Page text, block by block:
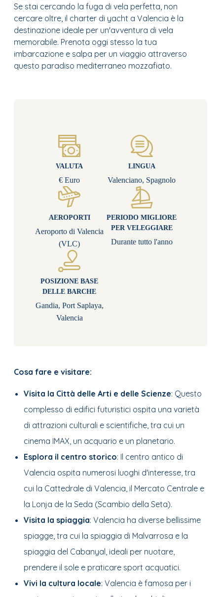
Se stai cercando la fuga di vela perfetta, non
cercare oltre, il charter di yacht a Valencia è la
destinazione ideale per un'avventura di vela
memorabile. Prenota oggi stesso la tua
imbarcazione e salpa per un viaggio attraverso
questo paradiso mediterraneo mozzafiato.
VALUTA
€ Euro
LINGUA
Valenciano, Spagnolo
AEROPORTI
Aeroporto di Valencia
(VLC)
PERIODO MIGLIORE
PER VELEGGIARE
Durante tutto l'anno
POSIZIONE BASE
DELLE BARCHE
Gandia, Port Saplaya,
Valencia
Cosa fare e visitare:
Visita la Città delle Arti e delle Scienze: Questo
complesso di edifici futuristici ospita una varietà
di attrazioni culturali e scientifiche, tra cui un
cinema IMAX, un acquario e un planetario.
Esplora il centro storico: Il centro antico di
Valencia ospita numerosi luoghi d'interesse, tra
cui la Cattedrale di Valencia, il Mercato Centrale e
la Lonja de la Seda (Scambio della Seta).
Visita la spiaggia: Valencia ha diverse bellissime
spiagge, tra cui la spiaggia di Malvarrosa e la
spiaggia del Cabanyal, ideali per nuotare,
prendere il sole e praticare sport acquatici.
Vivi la cultura locale: Valencia è famosa per i